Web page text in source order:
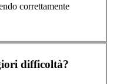
correttamente
difficoltà?